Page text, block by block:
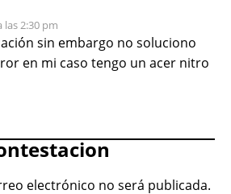
las 2:30 pm
sin embargo no soluciono
en mi caso tengo un acer nitro
electrónico no será publicada.